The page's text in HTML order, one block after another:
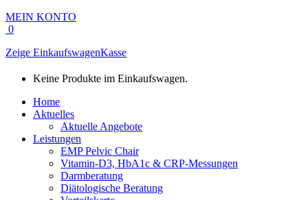
MEIN KONTO
0
Zeige EinkaufswagenKasse
Keine Produkte im Einkaufswagen.
Home
Aktuelles
Aktuelle Angebote
Leistungen
EMP Pelvic Chair
Vitamin-D3, HbA1c & CRP-Messungen
Darmberatung
Diätologische Beratung